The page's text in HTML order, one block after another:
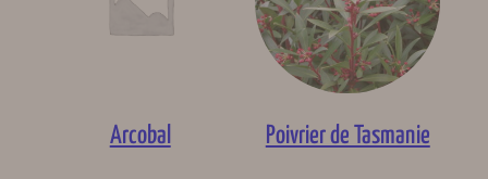
Arcobal Poivrier de Tasmanie